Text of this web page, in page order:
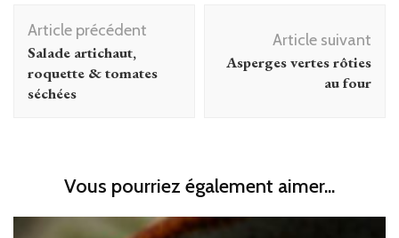
Navigation
d'article
Article précédent
Salade artichaut,
roquette & tomates
séchées
Article suivant
Asperges vertes rôties
au four
Vous pourriez également aimer...